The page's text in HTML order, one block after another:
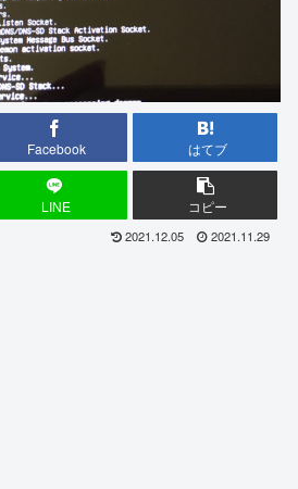
Facebook はてブ
LINE コピー
2021.12.05 2021.11.29